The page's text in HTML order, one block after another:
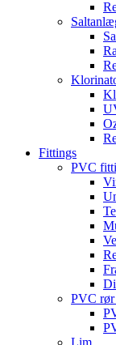
Fittings
PVC
PVC rør
Lim